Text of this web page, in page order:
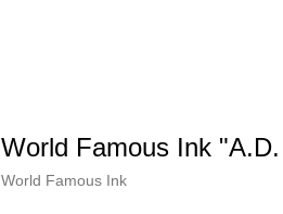
World Famous Ink
World Famous Ink